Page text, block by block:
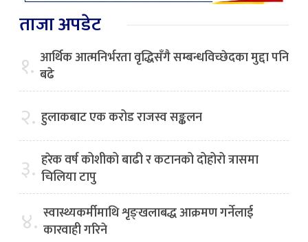
ताजा अपडेट
१. आर्थिक आत्मनिर्भरता वृद्धिसँगै सम्बन्धविच्छेदका मुद्दा पनि
बढे
२. हुलाकबाट एक करोड राजस्व सङ्कलन
३. हरेक वर्ष कोशीको बाढी र कटानको दोहोरो त्रासमा
चिलिया टापु
४. स्वास्थ्यकर्मीमाथि शृङ्खलाबद्ध आक्रमण गर्नेलाई
कारवाही गरिने